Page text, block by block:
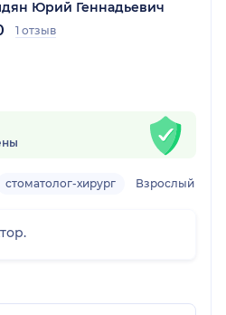
Юрий Геннадьевич
1 отзыв
стоматолог-хирург Взрослый